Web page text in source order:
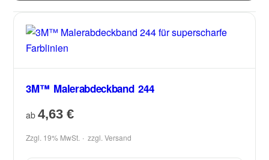
3M™ Malerabdeckband 244
ab4,63€
Zzgl. 19% MwSt. zzgl.Versand